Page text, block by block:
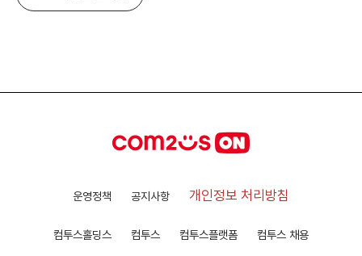
운영정책 공지사항 개인정보 처리방침
컴투스홀딩스 컴투스 컴투스플랫폼 컴투스 채용